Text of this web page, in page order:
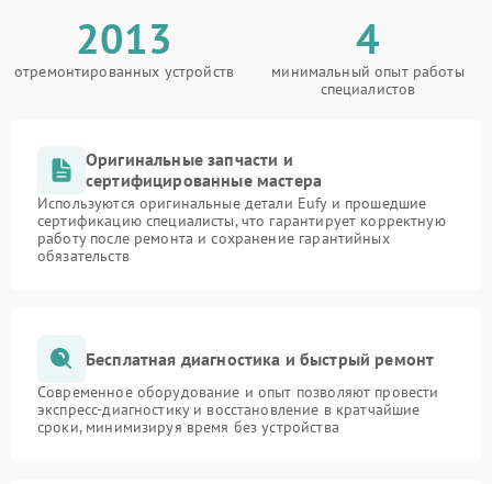
2013
отремонтированных устройств
4
минимальный опыт работы
специалистов
Оригинальные запчасти и
сертифицированные мастера
Используются оригинальные детали Eufy и прошедшие
сертификацию специалисты, что гарантирует корректную
работу после ремонта и сохранение гарантийных
обязательств
Бесплатная диагностика и быстрый ремонт
Современное оборудование и опыт позволяют провести
экспресс-диагностику и восстановление в кратчайшие
сроки, минимизируя время без устройства